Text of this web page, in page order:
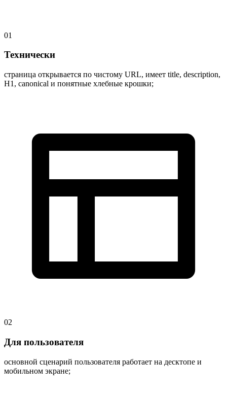
01
Технически
страница открывается по чистому URL, имеет title, description,
H1, canonical и понятные хлебные крошки;
02
Для пользователя
основной сценарий пользователя работает на десктопе и
мобильном экране;